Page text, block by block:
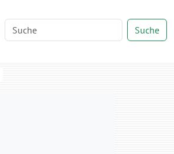
Suche